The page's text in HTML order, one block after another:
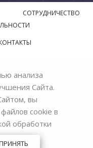
СОТРУДНИЧЕСТВО
производителя
анализа
Сайта.
вы
cookie в
обработки